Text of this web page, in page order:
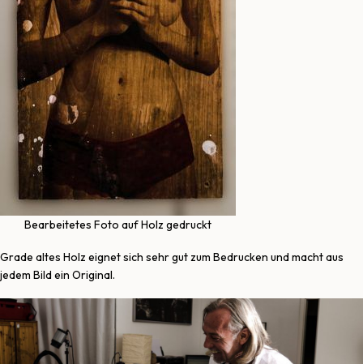
Bearbeitetes Foto auf Holz gedruckt
Grade altes Holz eignet sich sehr gut zum Bedrucken und macht aus
jedem Bild ein Original.